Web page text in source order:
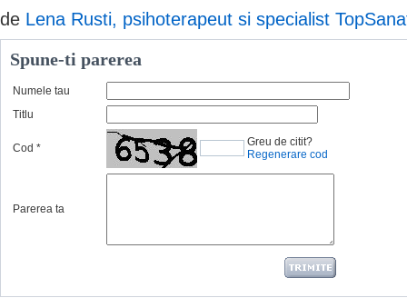
de Lena Rusti, psihoterapeut si specialist
Spune-ti parerea
Numele tau
Titlu
Cod *
Greu de citit?
Regenerare cod
Parerea ta